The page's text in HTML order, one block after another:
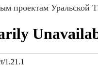
проектам Уральской